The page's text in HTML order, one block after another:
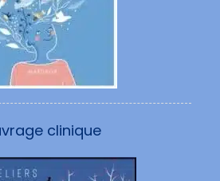
clinique